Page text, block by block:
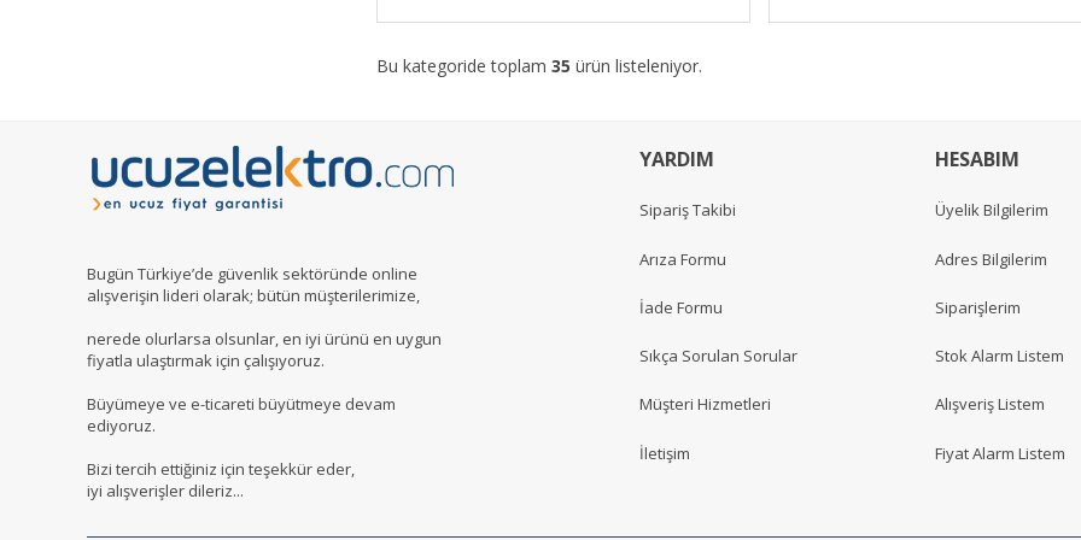
Bu kategoride toplam 35 ürün listeleniyor.
Bugün Türkiye’de güvenlik sektöründe online
alışverişin lideri olarak; bütün müşterilerimize,
nerede olurlarsa olsunlar, en iyi ürünü en uygun
fiyatla ulaştırmak için çalışıyoruz.
Büyümeye ve e-ticareti büyütmeye devam
ediyoruz.
Bizi tercih ettiğiniz için teşekkür eder,
iyi alışverişler dileriz...
YARDIM
Sipariş Takibi
Arıza Formu
İade Formu
Sıkça Sorulan Sorular
Müşteri Hizmetleri
İletişim
HESABIM
Üyelik Bilgilerim
Adres Bilgilerim
Siparişlerim
Stok Alarm Listem
Alışveriş Listem
Fiyat Alarm Listem